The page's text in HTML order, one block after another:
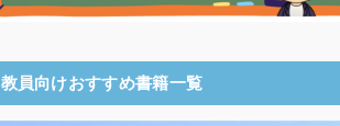
教員向けおすすめ書籍一覧